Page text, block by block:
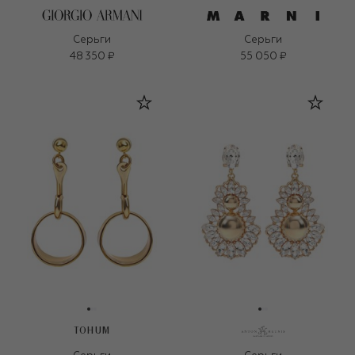
Серьги
48 350 ₽
Серьги
55 050 ₽
TOHUM